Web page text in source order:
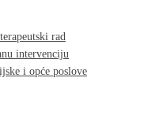
rad
intervenciju
i opće poslove